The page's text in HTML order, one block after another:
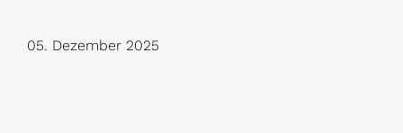
D
05. Dezember 2025